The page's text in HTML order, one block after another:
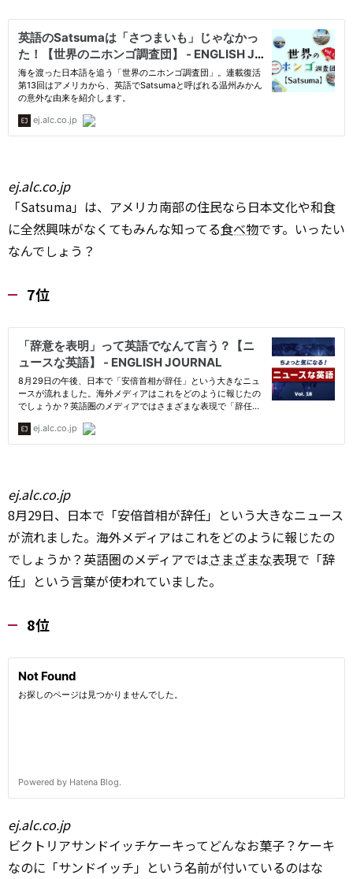
ej.alc.co.jp
「Satsuma」は、アメリカ南部の住民なら日本文化や和食
に全然興味がなくてもみんな知ってる食べ物です。いったい
なんでしょう？
7位
ej.alc.co.jp
8月29日、日本で「安倍首相が辞任」という大きなニュース
が流れました。海外メディアはこれをどのように報じたの
でしょうか？英語圏のメディアではさまざまな表現で「辞
任」という言葉が使われていました。
8位
ej.alc.co.jp
ビクトリアサンドイッチケーキってどんなお菓子？ケーキ
なのに「サンドイッチ」という名前が付いているのはな